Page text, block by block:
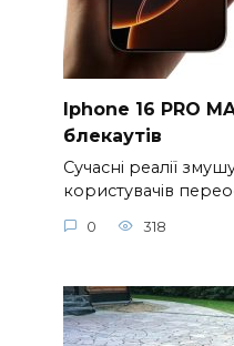
Iphone 16 PRO
блекаутів
Сучасні реалії
користувачів
0 318